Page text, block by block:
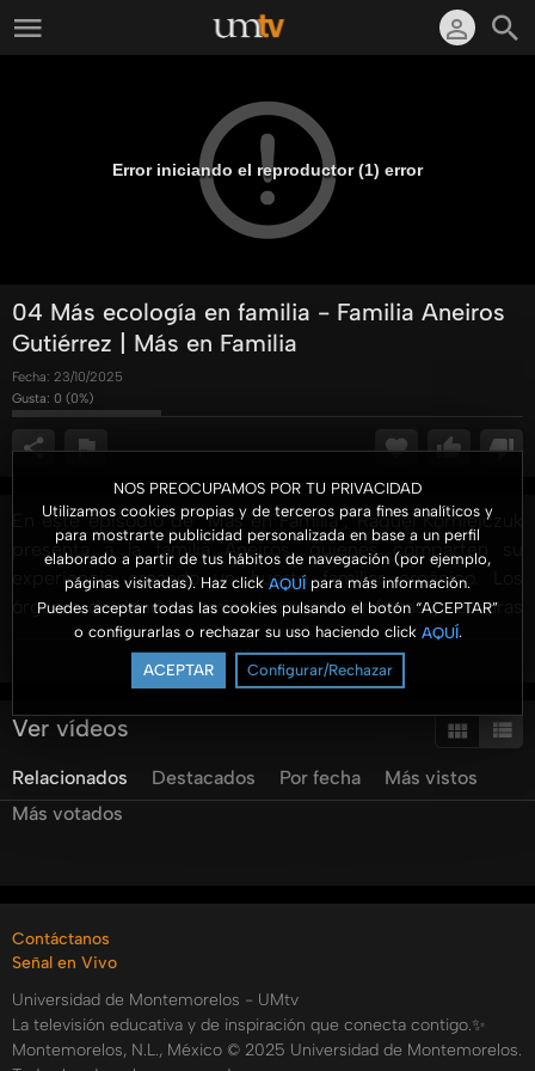
NOS PREOCUPAMOS POR TU PRIVACIDAD
Utilizamos cookies propias y de terceros para fines analíticos y
para mostrarte publicidad personalizada en base a un perfil
elaborado a partir de tus hábitos de navegación (por ejemplo,
páginas visitadas). Haz click AQUÍ para más información.
Puedes aceptar todas las cookies pulsando el botón “ACEPTAR”
o configurarlas o rechazar su uso haciendo click AQUÍ.
ACEPTAR Configurar/Rechazar
Error iniciando el reproductor (1) error
04 Más ecología en familia - Familia Aneiros
Gutiérrez | Más en Familia
Fecha: 23/10/2025
Gusta: 0 (0%)
En este episodio de "Más en Familia", Raquel Korniejczuk
presenta a la familia Aneiros, quienes comparten su
experiencia creando un huerto familiar orgánico. Los
órganos de salud recomiendan consumir frutas y verduras
orgánicas, y esta familia demuestra que es posible cultivar
hortalizas en casa, incluso en áreas semi rurales. Gerardo y
Leticia explican cómo la agricultura les ha proporcionado
alimentos saludables, enseñanzas espirituales y una
de rotación de cultivos y plantas aromáticas para el control
de plagas, aumentando su autosuficiencia alimentaria. Con
hasta el ejercicio físico y el enriquecimiento espiritual.
Categorías:
Más en Familia - Temporada 2
Ver más
Ver vídeos
Relacionados Destacados Por fecha
Más vistos
Más votados
Contáctanos
Señal en Vivo
Universidad de Montemorelos - UMtv
La televisión educativa y de inspiración que conecta contigo.✨
Montemorelos, N.L., México © 2025 Universidad de Montemorelos.